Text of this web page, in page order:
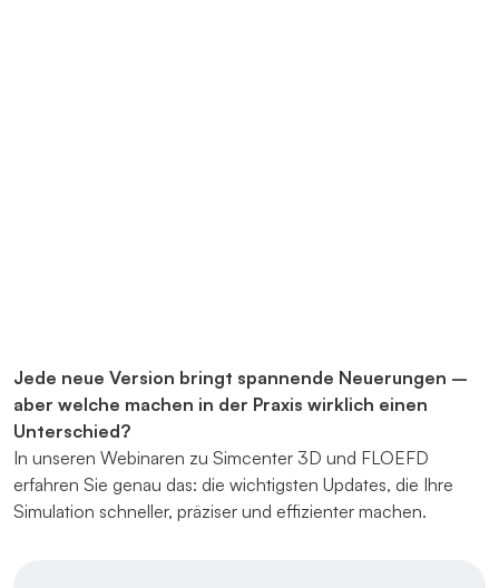
Jede neue Version bringt spannende Neuerungen –
aber welche machen in der Praxis wirklich einen
Unterschied?
In unseren Webinaren zu Simcenter 3D und FLOEFD
erfahren Sie genau das: die wichtigsten Updates, die Ihre
Simulation schneller, präziser und effizienter machen.